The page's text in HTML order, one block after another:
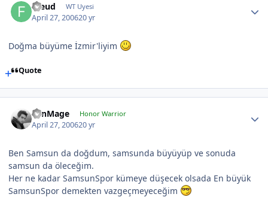
Freud WT Uyesi
April 27, 200620 yr
Doğma büyüme İzmir'liyim
Quote
LenMage Honor Warrior
April 27, 200620 yr
Ben Samsun da doğdum, samsunda büyüyüp ve sonuda
samsun da öleceğim.
Her ne kadar SamsunSpor kümeye düşecek olsada En büyük
SamsunSpor demekten vazgeçmeyeceğim